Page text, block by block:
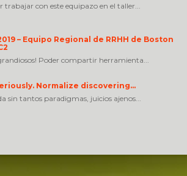
trabajar con este equipazo en el taller...
– Equipo Regional de RRHH de Boston
Poder compartir herramienta...
Normalize discovering…
sin tantos paradigmas, juicios ajenos...